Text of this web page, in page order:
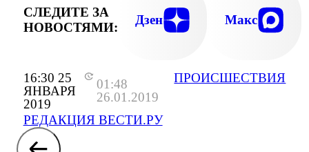
16:30 25
ЯНВАРЯ
2019
01:48
26.01.2019
РЕДАКЦИЯ ВЕСТИ.РУ
ПРОИСШЕСТВИЯ
СЛЕДИТЕ ЗА
НОВОСТЯМИ:
Дзен Макс